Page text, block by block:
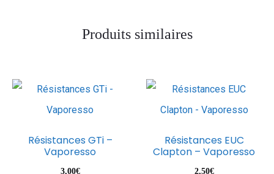
Produits similaires
Résistances GTi –
Vaporesso
3,00€
Résistances EUC
Clapton – Vaporesso
2,50€